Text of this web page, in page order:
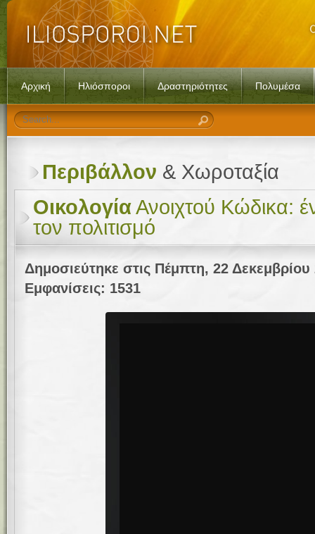
Αρχική Ηλιόσποροι Δραστηριότητες Πολυμέσα
Περιβάλλον & Χωροταξία
ΟικολογίαΑνοιχτού Κώδικα:
τον πολιτισμό
Δημοσιεύτηκε στις Πέμπτη, 22 Δεκεμβρίου
Εμφανίσεις: 1531